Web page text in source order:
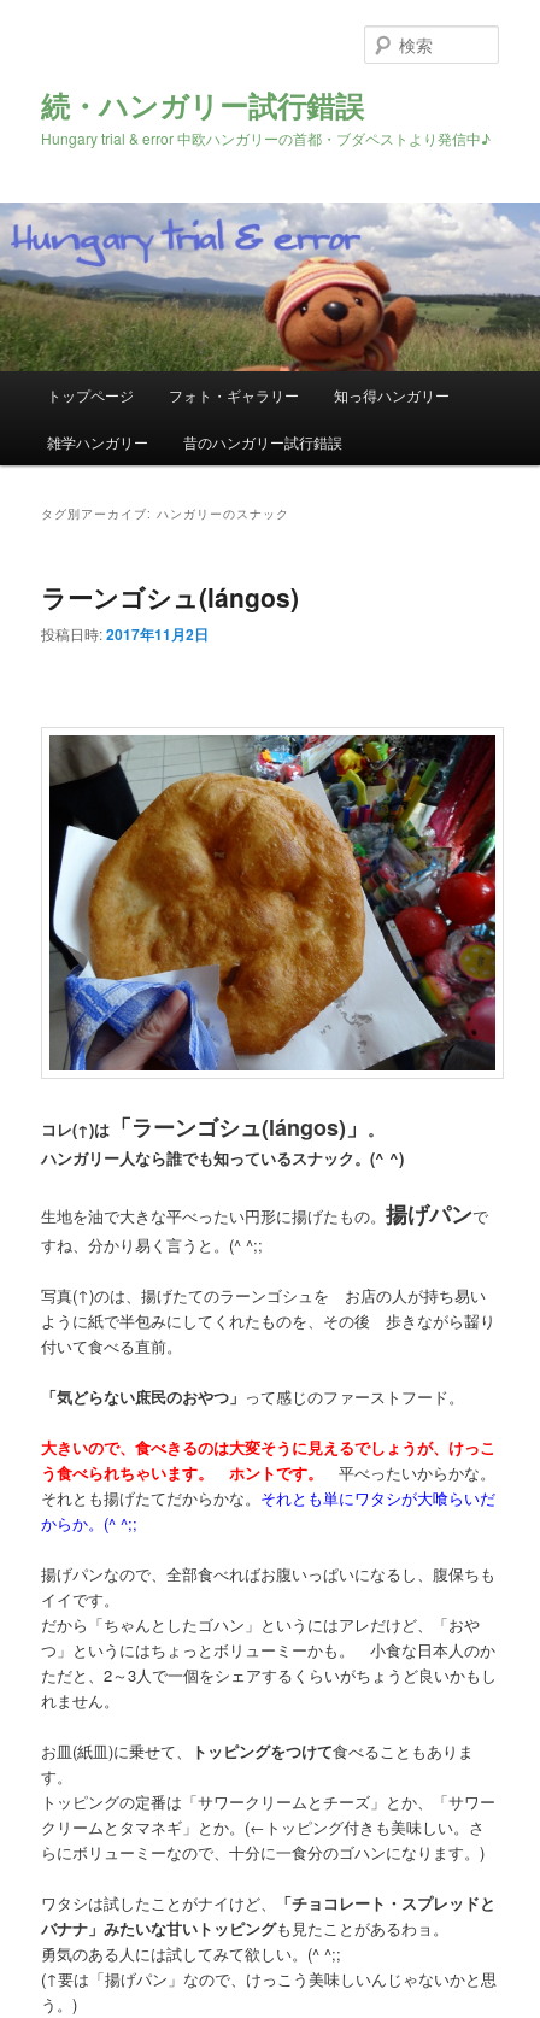
続・ハンガリー試行錯誤
Hungary trial & error 中欧ハンガリーの首都・ブダペストより発信中♪
索
メ
イ
ン
ツ
移
動
サ
ブ
テ
へ
動
トップページ フォト・ギャラリー 知っ得ハンガリー
雑学ハンガリー 昔のハンガリー試行錯誤
タグ別アーカイブ: ハンガリーのスナック
ラーンゴシュ(lángos)
投稿日時:2017年11月2日
コレ(↑)は 「ラーンゴシュ(lángos)」 。
ハンガリー人なら誰でも知っているスナック。(^ ^)
生地を油で大きな平べったい円形に揚げたもの。揚げパンで
すね、分かり易く言うと。(^ ^;;
写真(↑)のは、揚げたてのラーンゴシュを お店の人が持ち易い
ように紙で半包みにしてくれたものを、その後 歩きながら齧り
付いて食べる直前。
「気どらない庶民のおやつ」 って感じのファーストフード。
大きいので、食べきるのは大変そうに見えるでしょうが、けっこ
う食べられちゃいます。 ホントです。
平べったいからかな。
それとも揚げたてだからかな。 それとも単にワタシが大喰らいだ
からか。(^ ^;;
揚げパンなので、全部食べればお腹いっぱいになるし、腹保ちも
イイです。
だから「ちゃんとしたゴハン」というにはアレだけど、「おや
つ」というにはちょっとボリューミーかも。 小食な日本人のか
ただと、2～3人で一個をシェアするくらいがちょうど良いかもし
れません。
お皿(紙皿)に乗せて、 トッピングをつけて食べることもありま
す。
トッピングの定番は「サワークリームとチーズ」とか、「サワー
クリームとタマネギ」とか。(←トッピング付きも美味しい。さ
らにボリューミーなので、十分に一食分のゴハンになります。)
ワタシは試したことがナイけど、
「チョコレート・スプレッドと
バナナ」みたいな甘いトッピングも見たことがあるわョ。
勇気のある人には試してみて欲しい。(^ ^;;
(↑要は「揚げパン」なので、けっこう美味しいんじゃないかと思
う。)